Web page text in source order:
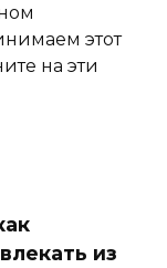
этот
на эти
из